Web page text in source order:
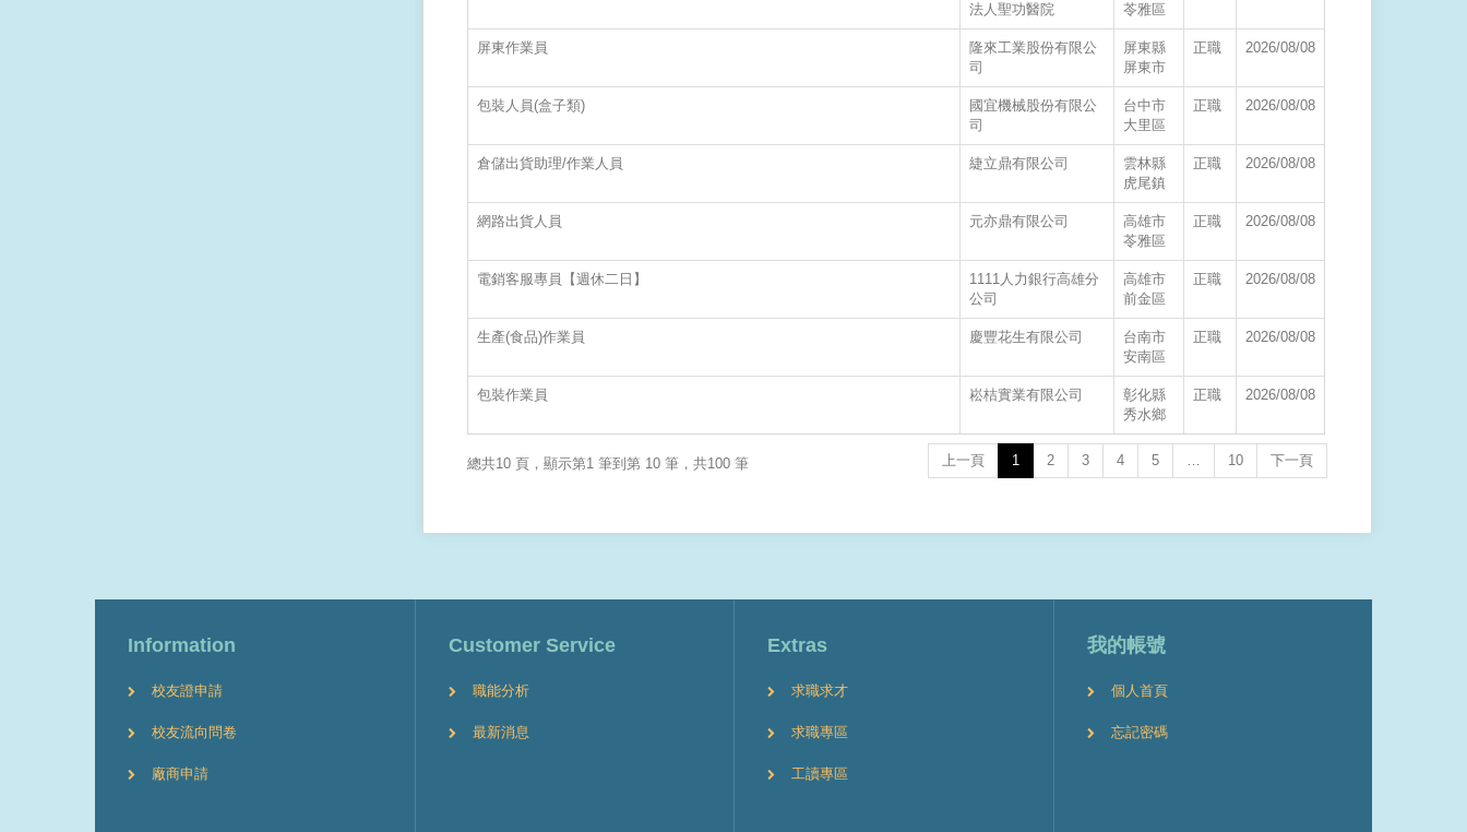
法人聖功醫院
苓雅區
屏東作業員
隆來工業股份有限公
司
屏東縣
屏東市
正職 2026/08/08
包裝人員(盒子類)
國宜機械股份有限公
司
台中市
大里區
正職 2026/08/08
倉儲出貨助理/作業人員 緁立鼎有限公司
雲林縣
虎尾鎮
正職 2026/08/08
網路出貨人員 元亦鼎有限公司
高雄市
苓雅區
正職 2026/08/08
電銷客服專員【週休二日】
1111人力銀行高雄分
公司
高雄市
前金區
正職 2026/08/08
生產(食品)作業員 慶豐花生有限公司
台南市
安南區
正職 2026/08/08
包裝作業員 崧桔實業有限公司
彰化縣
秀水鄉
正職 2026/08/08
總共10 頁，顯示第1 筆到第 10 筆，共100 筆 上一頁 1 2 3 4 5 … 10 下一頁
Information
校友證申請
校友流向問卷
廠商申請
Customer Service
職能分析
最新消息
Extras
求職求才
求職專區
工讀專區
我的帳號
個人首頁
忘記密碼